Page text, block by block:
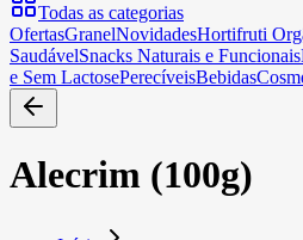
Todas as categorias
OfertasGranelNovidadesHortifruti
SaudávelSnacks Naturais e Funcionais
e Sem LactosePerecíveisBebidas
Alecrim (100g)